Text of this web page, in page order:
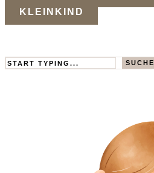
KLEINKIND
Search SUCHE